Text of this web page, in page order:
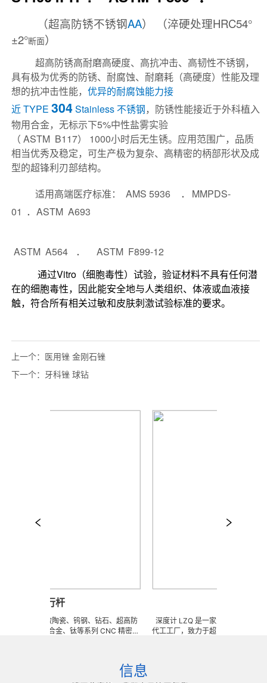
上一个： 医用锉 金刚石锉
下一个： 牙科锉 球钻
任意订做陶瓷、钨钢、钻石、超高防
锈钢、钛合金、钛等系列 CNC 精密刀
和高可至士 0.0005mm( ± 0.5um) 的
深度计 LZQ 是一家生产各种牙科种植
代工工厂，致力于超高防锈高硬度高耐
精密技术生产加工能力，实现高效率，
我们专业为客户生产成套手术工具。 有
信息